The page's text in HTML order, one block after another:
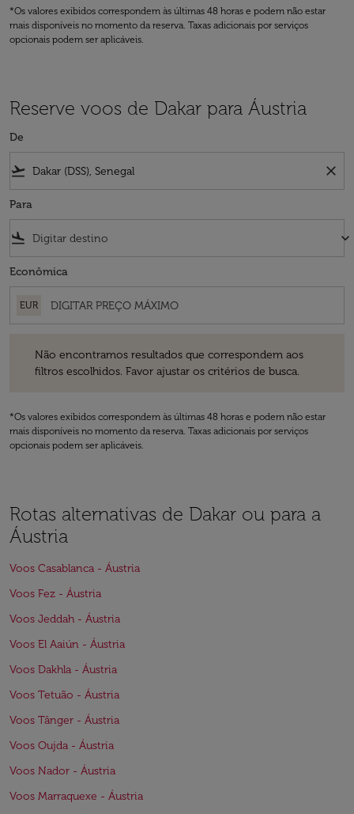
*Os valores exibidos correspondem às últimas 48 horas e podem não estar
mais disponíveis no momento da reserva. Taxas adicionais por serviços
opcionais podem ser aplicáveis.
Reserve voos de Dakar para Áustria
De
flight_takeoff close
Para
flight_land keyboard_arrow_down
Econômica
EUR
Não encontramos resultados que correspondem aos
filtros escolhidos. Favor ajustar os critérios de busca.
*Os valores exibidos correspondem às últimas 48 horas e podem não estar
mais disponíveis no momento da reserva. Taxas adicionais por serviços
opcionais podem ser aplicáveis.
Rotas alternativas de Dakar ou para a
Áustria
Voos Casablanca - Áustria
Voos Fez - Áustria
Voos Jeddah - Áustria
Voos El Aaiún - Áustria
Voos Dakhla - Áustria
Voos Tetuão - Áustria
Voos Tânger - Áustria
Voos Oujda - Áustria
Voos Nador - Áustria
Voos Marraquexe - Áustria